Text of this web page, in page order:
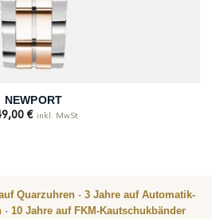
NEWPORT
€ inkl. MwSt
Quarzuhren· 3 Jahre auf Automatik-
· 10 Jahre auf FKM-Kautschukbänder